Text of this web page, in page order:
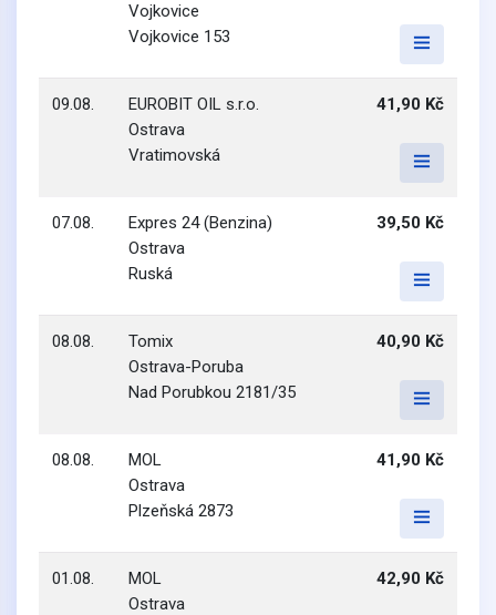
Vojkovice
Vojkovice 153
09.08.
EUROBIT OIL s.r.o.
Ostrava
Vratimovská
41,90 Kč
07.08.
Expres 24 (Benzina)
Ostrava
Ruská
39,50 Kč
08.08.
Tomix
Ostrava-Poruba
Nad Porubkou 2181/35
40,90 Kč
08.08.
MOL
Ostrava
Plzeňská 2873
41,90 Kč
01.08.
MOL
Ostrava
42,90 Kč